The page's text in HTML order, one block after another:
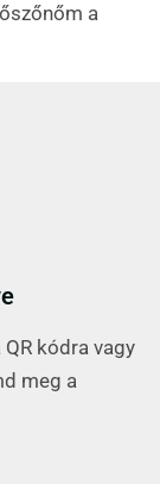
a
kódra vagy
meg a